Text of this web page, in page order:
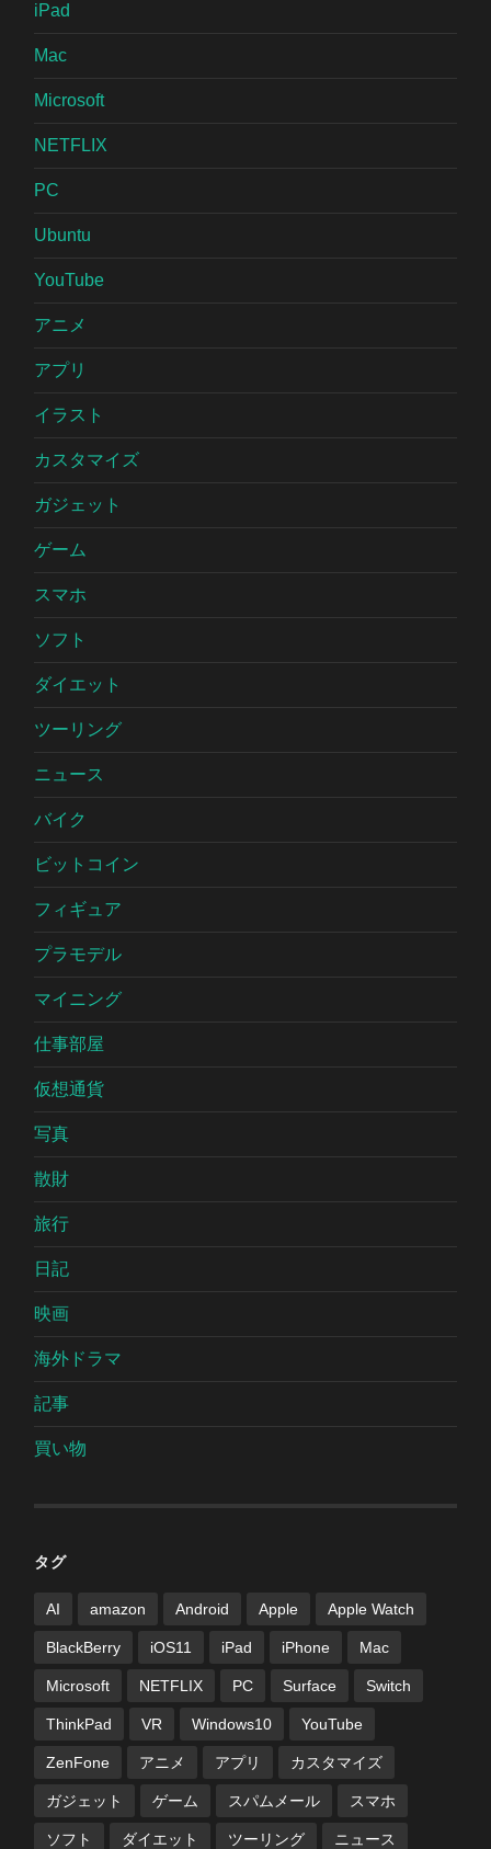
iPad
Mac
Microsoft
NETFLIX
PC
Ubuntu
YouTube
アニメ
アプリ
イラスト
カスタマイズ
ガジェット
ゲーム
スマホ
ソフト
ダイエット
ツーリング
ニュース
バイク
ビットコイン
フィギュア
プラモデル
マイニング
仕事部屋
仮想通貨
写真
散財
旅行
日記
映画
海外ドラマ
記事
買い物
タグ
AI amazon Android Apple Apple Watch
BlackBerry iOS11 iPad iPhone Mac
Microsoft NETFLIX PC Surface Switch
ThinkPad VR Windows10 YouTube
ZenFone アニメ アプリ カスタマイズ
ガジェット ゲーム スパムメール スマホ
ソフト ダイエット ツーリング ニュース